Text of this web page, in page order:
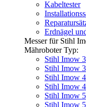
Kabeltester
Erdnägel
Messer für Stihl
Mähroboter Typ:
Stihl Imow 3
Stihl Imow
Stihl Imow 4
Stihl Imow
Stihl Imow 5
Stihl Imow